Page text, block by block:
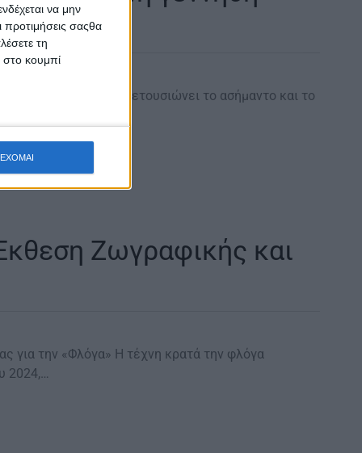
να μην
προτιμήσεις σαςθα
τη
στο κουμπί
του «…ξέρει να μετουσιώνει το ασήμαντο και το
Ζωγραφικής και
για την «Φλόγα» Η τέχνη κρατά την φλόγα
2024,…